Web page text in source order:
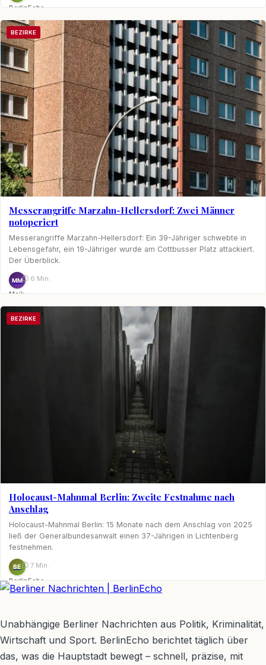
BerlinEcho
BEZIRKE
Messerangriffe Marzahn-Hellersdorf: Zwei Männer
notoperiert
Messerangriffe Marzahn-Hellersdorf: Ein 39-Jähriger schwebte in
Lebensgefahr, ein 19-Jähriger wurde am Cottbusser Platz attackiert.
Der Überblick.
MM
Maik
Möhring
⏱ 6 Min.
BEZIRKE
Holocaust-Mahnmal Berlin: Zweite Festnahme nach
Anschlag
Holocaust-Mahnmal Berlin: 15 Monate nach dem Anschlag von 2025
ließ der Generalbundesanwalt einen 37-Jährigen in Lichtenberg
festnehmen.
BE
BerlinEcho
⏱ 7 Min.
Unabhängige Berliner Nachrichten aus Politik, Kriminalität,
Wirtschaft und Sport. BerlinEcho berichtet täglich über
das, was die Hauptstadt bewegt – schnell, präzise, mit